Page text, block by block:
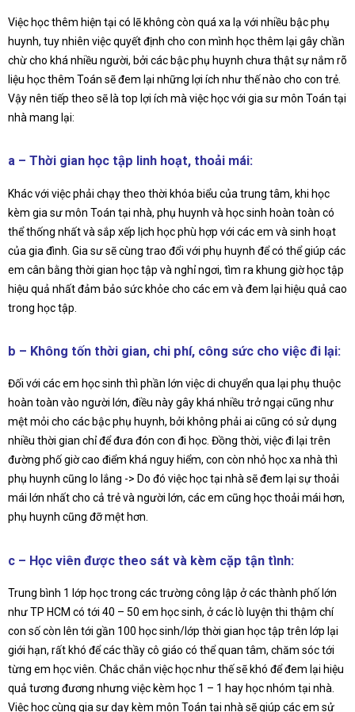
Việc học thêm hiện tại có lẽ không còn quá xa lạ với nhiều bậc phụ
huynh, tuy nhiên việc quyết định cho con mình học thêm lại gây chần
chừ cho khá nhiều người, bởi các bậc phụ huynh chưa thật sự nắm rõ
liệu học thêm Toán sẽ đem lại những lợi ích như thế nào cho con trẻ.
Vậy nên tiếp theo sẽ là top lợi ích mà việc học với gia sư môn Toán tại
nhà mang lại:
a – Thời gian học tập linh hoạt, thoải mái:
Khác với việc phải chạy theo thời khóa biểu của trung tâm, khi học
kèm gia sư môn Toán tại nhà, phụ huynh và học sinh hoàn toàn có
thể thống nhất và sắp xếp lịch học phù hợp với các em và sinh hoạt
của gia đình. Gia sư sẽ cùng trao đổi với phụ huynh để có thể giúp các
em cân bằng thời gian học tập và nghỉ ngơi, tìm ra khung giờ học tập
hiệu quả nhất đảm bảo sức khỏe cho các em và đem lại hiệu quả cao
trong học tập.
b – Không tốn thời gian, chi phí, công sức cho việc đi lại:
Đối với các em học sinh thì phần lớn việc di chuyển qua lại phụ thuộc
hoàn toàn vào người lớn, điều này gây khá nhiều trở ngại cũng như
mệt mỏi cho các bậc phụ huynh, bởi không phải ai cũng có sử dụng
nhiều thời gian chỉ để đưa đón con đi học. Đồng thời, việc đi lại trên
đường phố giờ cao điểm khá nguy hiểm, con còn nhỏ học xa nhà thì
phụ huynh cũng lo lắng -> Do đó việc học tại nhà sẽ đem lại sự thoải
mái lớn nhất cho cả trẻ và người lớn, các em cũng học thoải mái hơn,
phụ huynh cũng đỡ mệt hơn.
c – Học viên được theo sát và kèm cặp tận tình:
Trung bình 1 lớp học trong các trường công lập ở các thành phố lớn
như TP HCM có tới 40 – 50 em học sinh, ở các lò luyện thi thậm chí
con số còn lên tới gần 100 học sinh/lớp thời gian học tập trên lớp lại
giới hạn, rất khó để các thầy cô giáo có thể quan tâm, chăm sóc tới
từng em học viên. Chắc chắn việc học như thế sẽ khó để đem lại hiệu
quả tương đương nhưng việc kèm học 1 – 1 hay học nhóm tại nhà.
Việc học cùng gia sư dạy kèm môn Toán tại nhà sẽ giúp các em sử